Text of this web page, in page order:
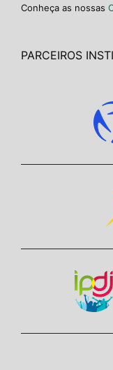
Conheça as nossas
PARCEIROS